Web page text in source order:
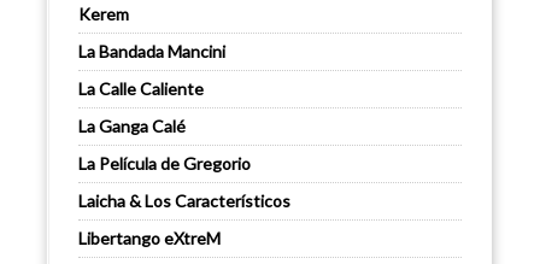
Kerem
La Bandada Mancini
La Calle Caliente
La Ganga Calé
La Película de Gregorio
Laicha & Los Característicos
Libertango eXtreM